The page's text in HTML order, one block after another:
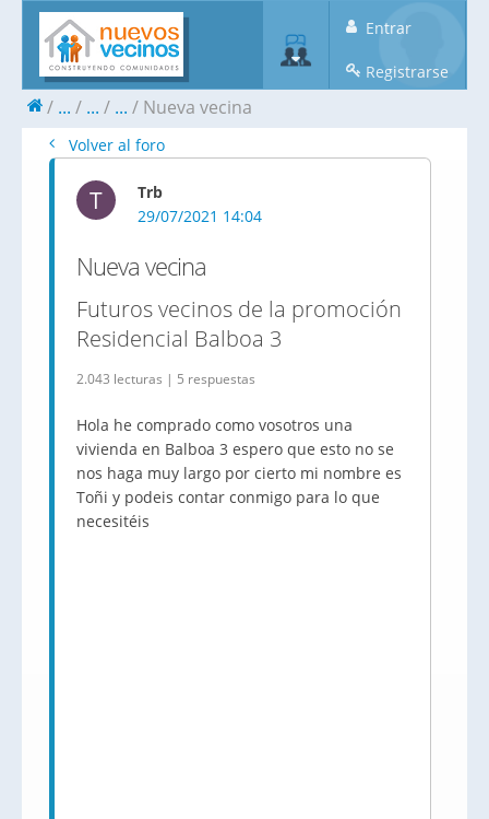
Entrar
Registrarse
... ... ... Nueva vecina
Volver al foro
T
Trb
29/07/2021 14:04
Nueva vecina
Futuros vecinos de la promoción
Residencial Balboa 3
2.043 lecturas | 5 respuestas
Hola he comprado como vosotros una
vivienda en Balboa 3 espero que esto no se
nos haga muy largo por cierto mi nombre es
Toñi y podeis contar conmigo para lo que
necesitéis